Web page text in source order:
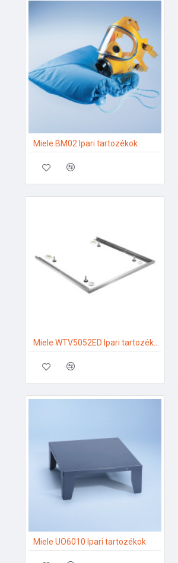
Miele BM02 Ipari tartozékok
Miele UO6010 Ipari tartozékok